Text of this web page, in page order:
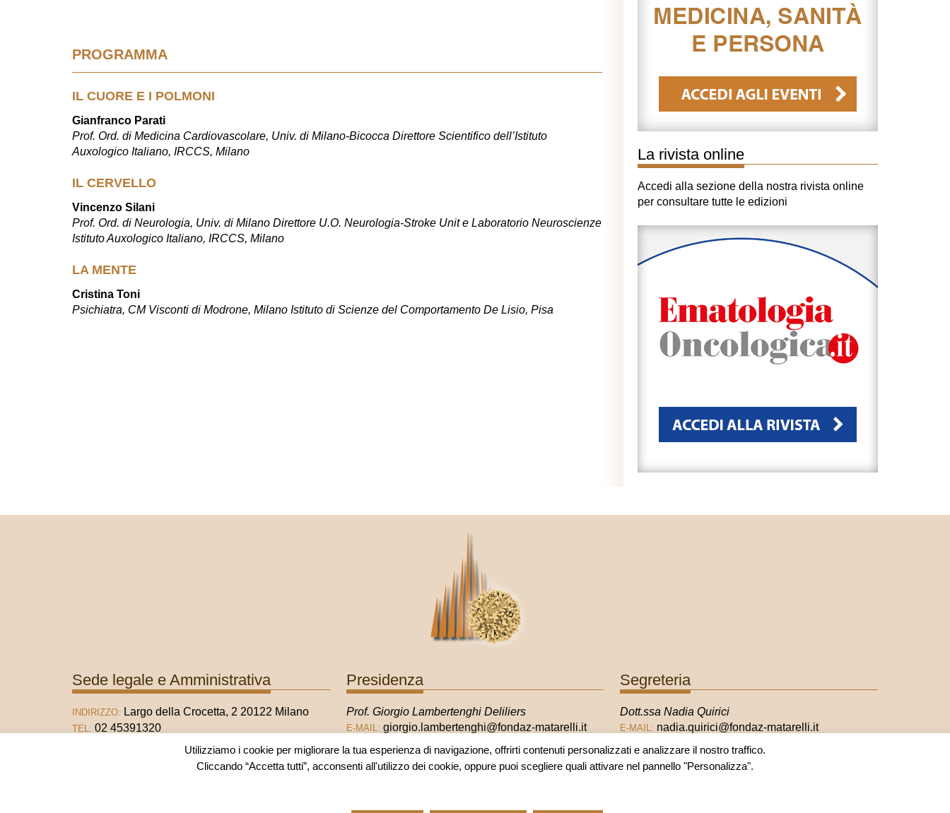
PROGRAMMA
IL CUORE E I POLMONI
Gianfranco Parati
Prof. Ord. di Medicina Cardiovascolare, Univ. di Milano-Bicocca Direttore Scientifico dell’Istituto
Auxologico Italiano, IRCCS, Milano
IL CERVELLO
Vincenzo Silani
Prof. Ord. di Neurologia, Univ. di Milano Direttore U.O. Neurologia-Stroke Unit e Laboratorio Neuroscienze
Istituto Auxologico Italiano, IRCCS, Milano
LA MENTE
Cristina Toni
Psichiatra, CM Visconti di Modrone, Milano Istituto di Scienze del Comportamento De Lisio, Pisa
La rivista online
Accedi alla sezione della nostra rivista online
per consultare tutte le edizioni
Sede legale e Amministrativa
INDIRIZZO: Largo della Crocetta, 2 20122 Milano
TEL. 02 45391320
info@fondazionematarelli.it
Presidenza
Prof. Giorgio Lambertenghi Deliliers
E-MAIL: giorgio.lambertenghi@fondaz-matarelli.it
Segreteria
Dott.ssa Nadia Quirici
E-MAIL: nadia.quirici@fondaz-matarelli.it
Utilizziamo i cookie per migliorare la tua esperienza di navigazione, offrirti contenuti personalizzati e analizzare il nostro traffico.
Cliccando “Accetta tutti”, acconsenti all'utilizzo dei cookie, oppure puoi scegliere quali attivare nel pannello "Personalizza".